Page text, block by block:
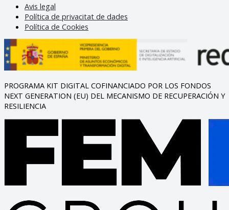
Avis legal
Política de privacitat de dades
Política de Cookies
PROGRAMA KIT DIGITAL COFINANCIADO POR LOS FONDOS
NEXT GENERATION (EU) DEL MECANISMO DE RECUPERACIÓN Y
RESILIENCIA